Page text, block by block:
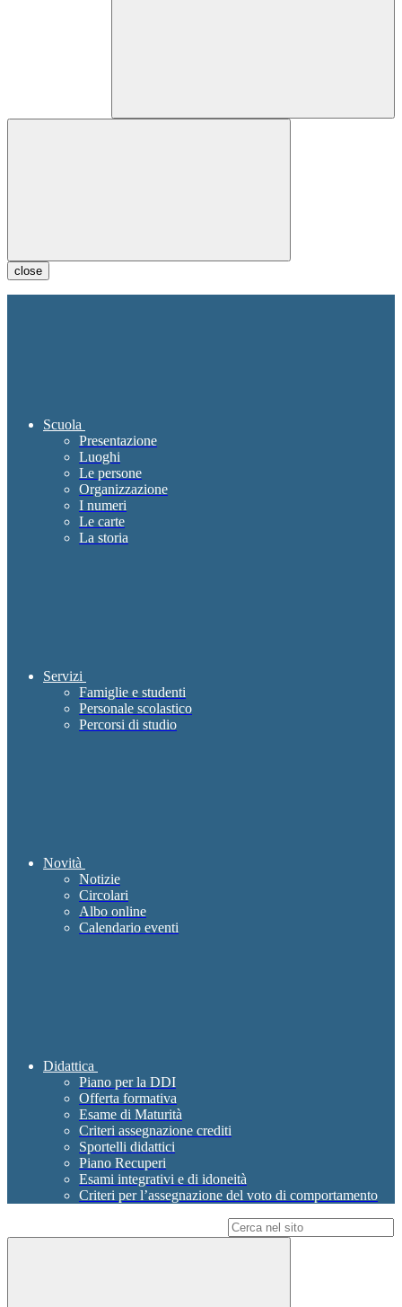
close
Scuola
Presentazione
Luoghi
Le persone
Organizzazione
I numeri
Le carte
La storia
Servizi
Famiglie e studenti
Personale scolastico
Percorsi di studio
Novità
Notizie
Circolari
Albo online
Calendario eventi
Didattica
Piano per la DDI
Offerta formativa
Esame di Maturità
Criteri assegnazione crediti
Sportelli didattici
Piano Recuperi
Esami integrativi e di idoneità
Criteri per l’assegnazione del voto di comportamento